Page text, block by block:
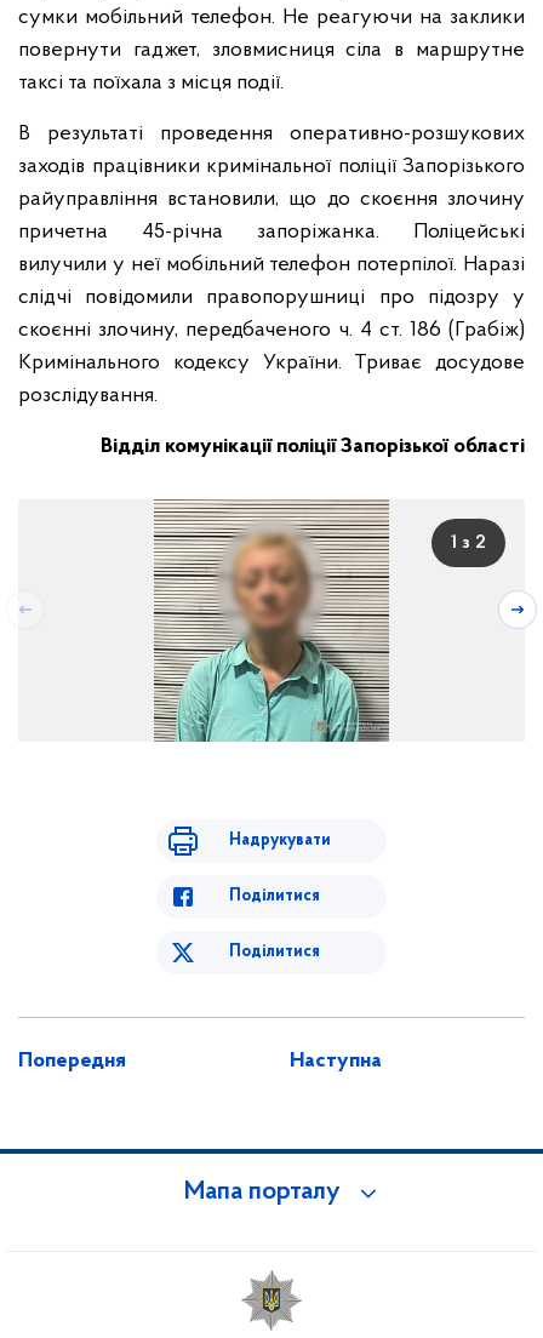
сумки мобільний телефон. Не реагуючи на заклики
повернути гаджет, зловмисниця сіла в маршрутне
таксі та поїхала з місця події.
В результаті проведення оперативно-розшукових
заходів працівники кримінальної поліції Запорізького
райуправління встановили, що до скоєння злочину
причетна 45-річна запоріжанка. Поліцейські
вилучили у неї мобільний телефон потерпілої. Наразі
слідчі повідомили правопорушниці про підозру у
скоєнні злочину, передбаченого ч. 4 ст. 186 (Грабіж)
Кримінального кодексу України. Триває досудове
розслідування.
Відділ комунікації поліції Запорізької області
1 з 2
Надрукувати
Поділитися
Поділитися
Попередня Наступна
Мапа порталу